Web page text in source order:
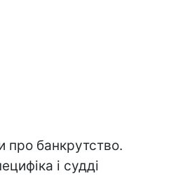
про банкрутство.
і судді